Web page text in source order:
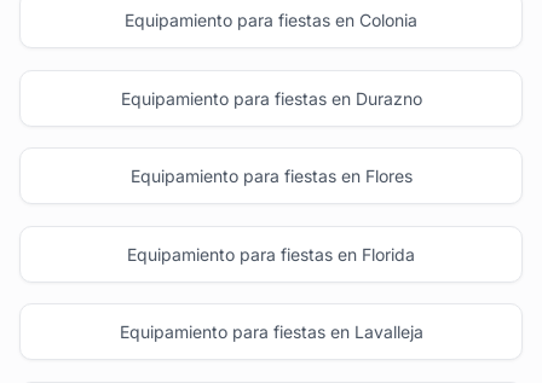
Equipamiento para fiestas en Colonia
Equipamiento para fiestas en Durazno
Equipamiento para fiestas en Flores
Equipamiento para fiestas en Florida
Equipamiento para fiestas en Lavalleja